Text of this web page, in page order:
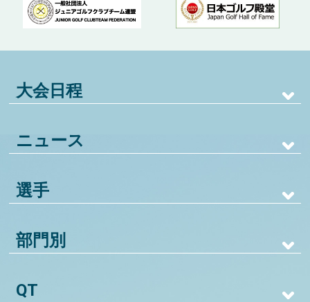
大会日程
ニュース
選手
部門別
QT